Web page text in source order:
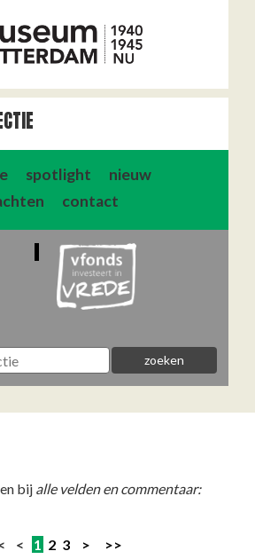
spotlight
nieuw
contact
bij alle velden en commentaar:
< 1 2 3 > >>